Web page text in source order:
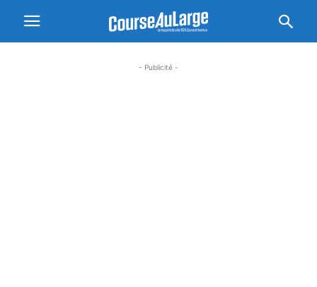
- Publicité -